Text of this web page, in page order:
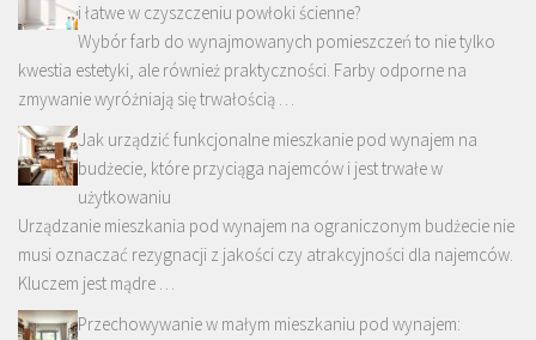
i łatwe w czyszczeniu powłoki ścienne?
Wybór farb do wynajmowanych pomieszczeń to nie tylko
kwestia estetyki, ale również praktyczności. Farby odporne na
zmywanie wyróżniają się trwałością …
Jak urządzić funkcjonalne mieszkanie pod wynajem na
budżecie, które przyciąga najemców i jest trwałe w
użytkowaniu
Urządzanie mieszkania pod wynajem na ograniczonym budżecie nie
musi oznaczać rezygnacji z jakości czy atrakcyjności dla najemców.
Kluczem jest mądre …
Przechowywanie w małym mieszkaniu pod wynajem: